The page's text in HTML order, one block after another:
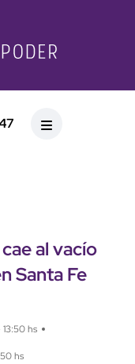
al vacío
Santa Fe
hs
hs